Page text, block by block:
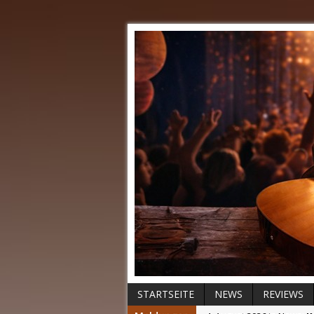
STARTSEITE NEWS REVIEWS